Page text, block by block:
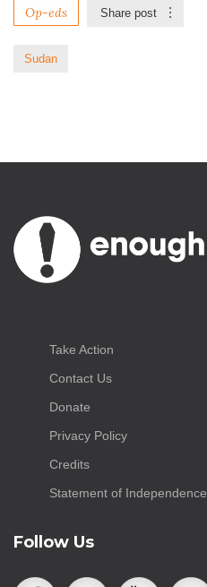
Op-eds Share post
Sudan
Take Action
Contact Us
Donate
Privacy Policy
Credits
Statement of Independence
Follow Us